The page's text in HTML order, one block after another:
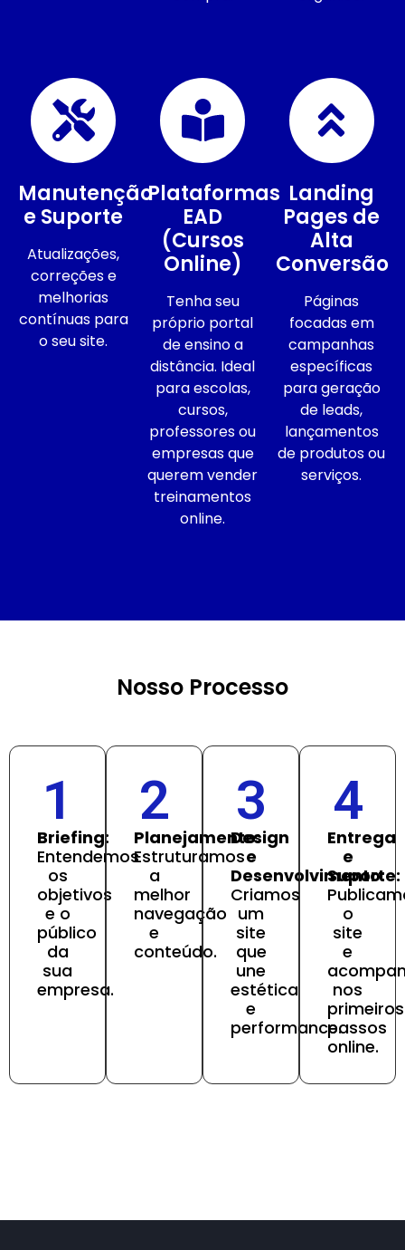
Manutenção
e Suporte
Atualizações,
correções e
melhorias
contínuas para
o seu site.
Plataformas
EAD
(Cursos
Online)
Tenha seu
próprio portal
de ensino a
distância. Ideal
para escolas,
cursos,
professores ou
empresas que
querem vender
treinamentos
online.
Landing
Pages de
Alta
Conversão
Páginas
focadas em
campanhas
específicas
para geração
de leads,
lançamentos
de produtos ou
serviços.
Nosso Processo
1
Briefing:
Entendemos
os
objetivos
e o
público
da
sua
empresa.
2
Planejamento:
Estruturamos
a
melhor
navegação
e
conteúdo.
3
Design
e
Desenvolvimento:
Criamos
um
site
que
une
estética
e
performance.
4
Entrega
e
Suporte:
o
site
e
nos
primeiros
passos
online.